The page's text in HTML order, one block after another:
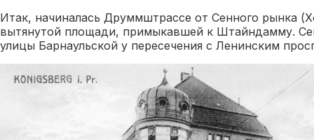
Итак, начиналась Друммштрассе от Сенного рынка
вытянутой площади, примыкавшей к Штайндамму.
улицы Барнаульской у пересечения с Ленинским